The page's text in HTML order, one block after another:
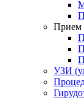
Прием
УЗИ